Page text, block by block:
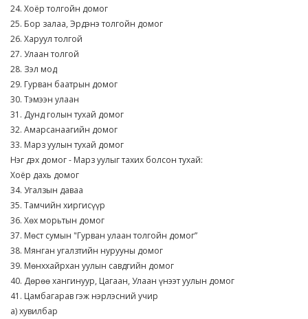
24. Хоёр толгойн домог
25. Бор залаа, Эрдэнэ толгойн домог
26. Харуул толгой
27. Улаан толгой
28. Зэл мод
29. Гурван баатрын домог
30. Тэмээн улаан
31. Дунд голын тухай домог
32. Амарсанаагийн домог
33. Марз уулын тухай домог
Нэг дэх домог - Марз уулыг тахих болсон тухай:
Хоёр дахь домог
34. Угалзын даваа
35. Тамчийн хиргисүүр
36. Хөх морьтын домог
37. Мөст сумын "Гурван улаан толгойн домог”
38. Мянган угалзтийн нурууны домог
39. Мөнххайрхан уулын савдгийн домог
40. Дөрөө хангинуур, Цагаан, Улаан үнээт уулын домог
41. Цамбагарав гэж нэрлэсний учир
а) хувилбар